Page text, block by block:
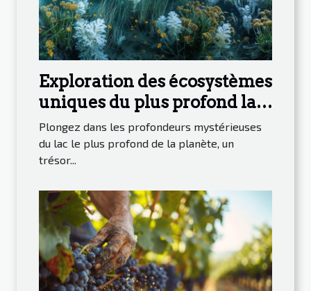
Exploration des écosystèmes
uniques du plus profond lac
du monde
Plongez dans les profondeurs mystérieuses
du lac le plus profond de la planète, un
trésor...